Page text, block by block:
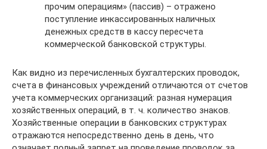
прочим операциям» (пассив) – отражено
поступление инкассированных наличных
денежных средств в кассу пересчета
коммерческой банковской структуры.
Как видно из перечисленных бухгалтерских проводок,
счета в финансовых учреждений отличаются от счетов
учета коммерческих организаций: разная нумерация
хозяйственных операций, в т. ч. количество знаков.
Хозяйственные операции в банковских структурах
отражаются непосредственно день в день, что